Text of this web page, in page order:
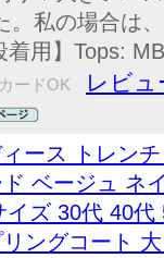
。私の場合は
着用】Tops:
ードOK
レビュ
ース トレン
ド ベージュ ネ
イズ 30代 40
リングコート